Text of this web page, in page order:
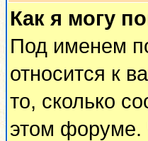
Как я могу
Под именем
относится к
то, сколько
этом форуме.